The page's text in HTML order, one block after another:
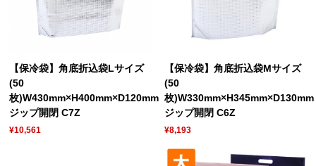
【保冷袋】角底折込袋Lサイズ
(50
枚)W430mm×H400mm×D120mm
ジップ開閉 C7Z
¥10,561
【保冷袋】角底折込袋Mサイズ
(50
枚)W330mm×H345mm×D130mm
ジップ開閉 C6Z
¥8,193